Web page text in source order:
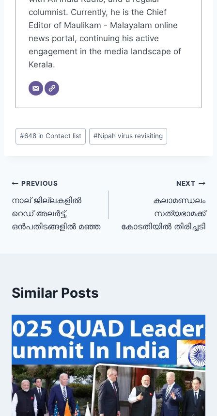
columnist. Currently, he is the Chief
Editor of Maulikam - Malayalam online
news portal, continuing his active
engagement in the media landscape of
Kerala.
#648 in Contact list #Nipah virus revisiting
PREVIOUS
നാല് ജില്ലകളിൽ
റെഡ് അലർട്ട്,
ഒൻപതിടങ്ങളിൽ മഞ്ഞ
NEXT
കലാമണ്ഡലം
സത്യഭാമക്ക്
കോടതിയിൽ തിരിച്ചടി
Similar Posts